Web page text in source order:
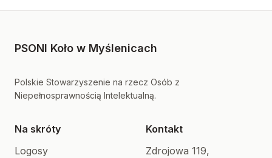
PSONI Koło w Myślenicach
Polskie Stowarzyszenie na rzecz Osób z
Niepełnosprawnością Intelektualną.
Na skróty
Logosy
Kontakt
Zdrojowa 119,